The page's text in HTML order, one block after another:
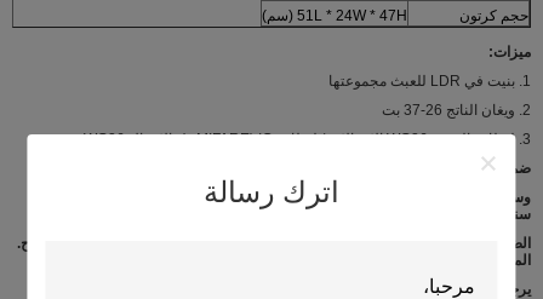
اترك رسالة
حجم كرتون
51L * 24W * 47H (سم)
ميزات:
1. بنيت في LDR للعبث مجموعتها
2. ويغان الناتج 26-37 بت
3. لبطاقة الهوية، WG26 الاتصالات / لبطاقة IC (MIFARE و)، الاتصال WG26
ضمان الجودة:
سنوات
الضمان لمنتجات النسبية.
المزيد من المعلومات،
يرجى تصفح مركز خدمتنا.